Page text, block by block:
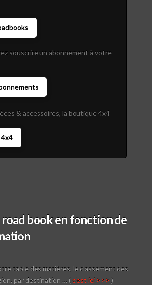
souscrire un abonnement à votre
& accessoires, la boutique 4x4
book en fonction de
table des matières, le classement des
par destination … (c'est ici >>> )